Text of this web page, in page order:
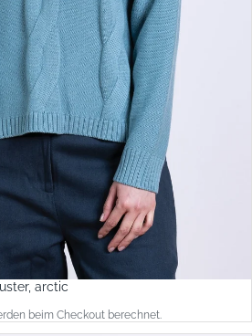
arctic
beim Checkout berechnet.